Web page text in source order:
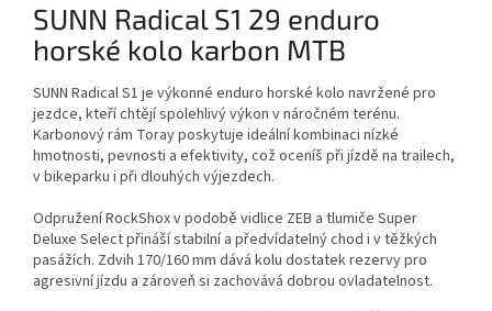
SUNN Radical S1 29 enduro
horské kolo karbon MTB
SUNN Radical S1 je výkonné enduro horské kolo navržené pro
jezdce, kteří chtějí spolehlivý výkon v náročném terénu.
Karbonový rám Toray poskytuje ideální kombinaci nízké
hmotnosti, pevnosti a efektivity, což oceníš při jízdě na trailech,
v bikeparku i při dlouhých výjezdech.
Odpružení RockShox v podobě vidlice ZEB a tlumiče Super
Deluxe Select přináší stabilní a předvídatelný chod i v těžkých
pasážích. Zdvih 170/160 mm dává kolu dostatek rezervy pro
agresivní jízdu a zároveň si zachovává dobrou ovladatelnost.